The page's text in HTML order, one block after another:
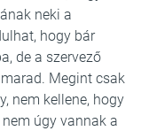
neki a
hogy bár
de a szervező
Megint csak
nem kellene, hogy
úgy vannak a